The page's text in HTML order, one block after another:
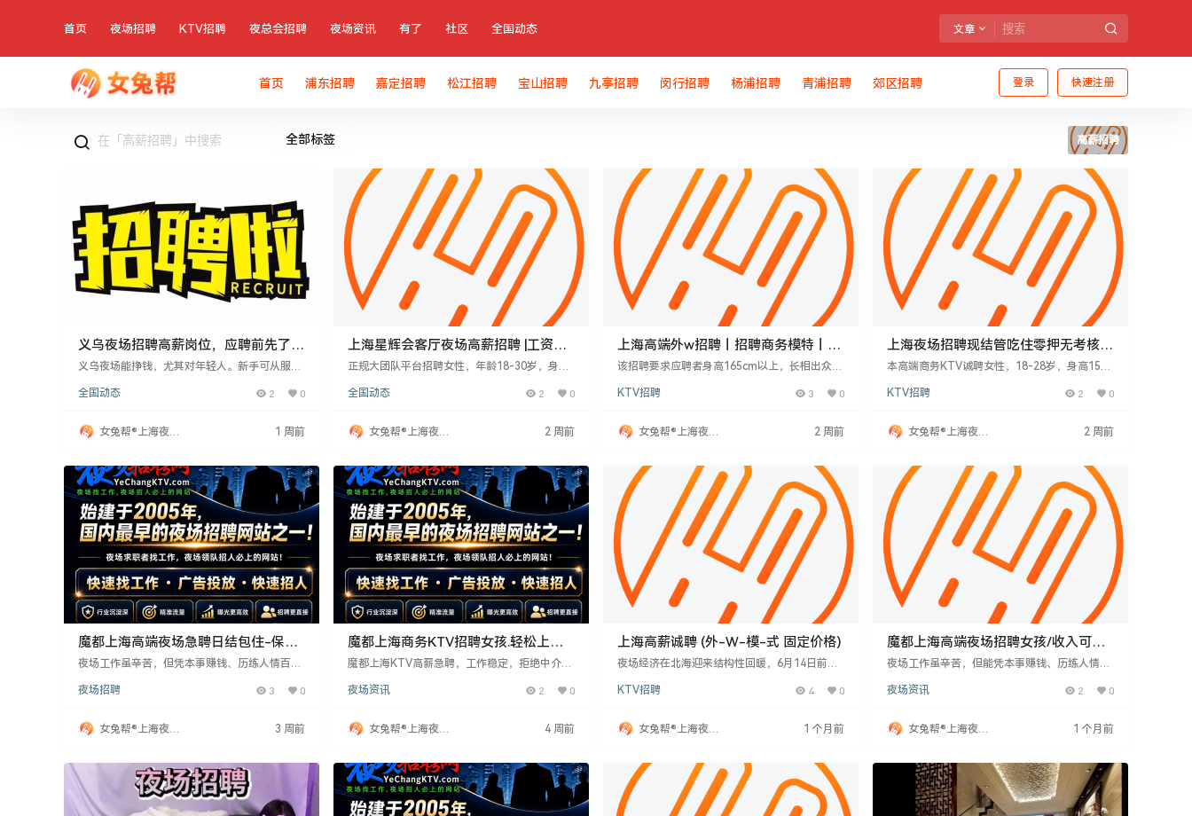
首页 夜场招聘 KTV招聘 夜总会招聘 夜场资讯 有了 社区 全国动态 文章
登录 快速注册
首页 浦东招聘 嘉定招聘 松江招聘 宝山招聘 九亭招聘 闵行招聘 杨浦招聘 青浦招聘 郊区招聘
全部标签 高薪招聘
义乌夜场招聘高薪岗位，应聘前先了解
这几件事
义乌夜场能挣钱，尤其对年轻人。新手可从服务
向，前台较轻松。面试要选正规场子，警惕押金
全国动态 2 0
女兔帮®上海夜场
1 周前
上海星辉会客厅夜场高薪招聘 |工资日
结35起，加入我们吧！
正规大团队平台招聘女性，年龄18-30岁，身高
-20元，不压不扣，完全归个人。无经验者提供
作简单轻松，尊重个人，薪资高且即时发放。
全国动态 2 0
女兔帮®上海夜场
2 周前
上海高端外w招聘丨招聘商务模特丨私
人纯出伴游招聘女孩
该招聘要求应聘者身高165cm以上，长相出众。
除例假外每日上班。工作内容涉及商务、工程、
KTV招聘 3 0
女兔帮®上海夜场
2 周前
上海夜场招聘现结管吃住零押无考核不
限岁数
本高端商务KTV诚聘女性，18-28岁，身高155c
端雅致，无内卷，薪资日结，包吃住，报销路
立。诚信高薪，共创辉煌。
KTV招聘 2 0
女兔帮®上海夜场
2 周前
魔都上海高端夜场急聘日结包住-保证
上班-无押金!
夜场工作虽辛苦，但凭本事赚钱、历练人情百态
无学历经验要求。提供住宿、安全护航、高薪、
年打拼或改变命运。机会属于主动者，快来加
入！
夜场招聘 3 0
女兔帮®上海夜场
3 周前
魔都上海商务KTV招聘女孩.轻松上班
良心诚聘超赚
魔都上海KTV高薪急聘，工作稳定，拒绝中介
容为服务顾客，点歌倒酒，活跃气氛。薪资面
额有限，先到先得。
夜场资讯 2 0
女兔帮®上海夜场
4 周前
上海高薪诚聘 (外-W-模-式 固定价格)
夜场经济在北海迎来结构性回暖，6月14日前后
元，包厢预订率达92%。这些场所采用新中式轻
前领班阿琳指出，夜场工作需精准服务，包括快
速识别客人身份、预判续酒节点，并记住客人的
KTV招聘 4 0
女兔帮®上海夜场
1 个月前
魔都上海高端夜场招聘女孩/收入可观
待遇好福利多
夜场工作虽辛苦，但能凭本事赚钱、历练人情。
无需学历经验，只求上进心。提供住宿、资源合
松工作模式。一两年打拼可改变命运，机会属于
主动者，欢迎加入！
夜场资讯 2 0
女兔帮®上海夜场
1 个月前